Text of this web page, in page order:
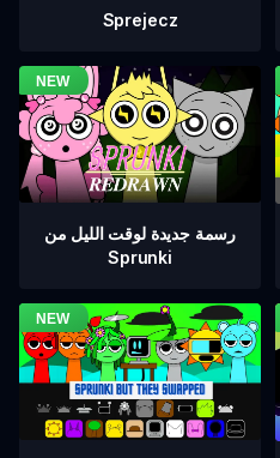
Sprejecz
رسمة جديدة لوقت الليل من
Sprunki